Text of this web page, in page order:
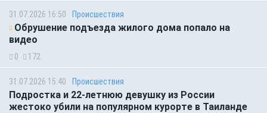
31.07.2026 16:50 Происшествия
Обрушение подъезда жилого дома попало на
видео
0 172
31.07.2026 15:40 Происшествия
Подростка и 22-летнюю девушку из России
жестоко убили на популярном курорте в Таиланде